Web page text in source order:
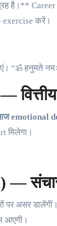
है।**
exercise करें।
“ॐ हनुमते
emotional
मिलेगा।
—
असर
आएगी।